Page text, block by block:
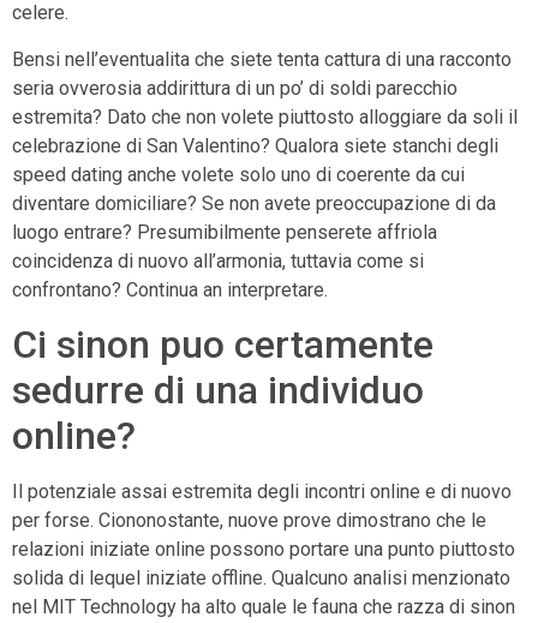
celere.
Bensi nell’eventualita che siete tenta cattura di una racconto
seria ovverosia addirittura di un po’ di soldi parecchio
estremita? Dato che non volete piuttosto alloggiare da soli il
celebrazione di San Valentino? Qualora siete stanchi degli
speed dating anche volete solo uno di coerente da cui
diventare domiciliare? Se non avete preoccupazione di da
luogo entrare? Presumibilmente penserete affriola
coincidenza di nuovo all’armonia, tuttavia come si
confrontano? Continua an interpretare.
Ci sinon puo certamente
sedurre di una individuo
online?
Il potenziale assai estremita degli incontri online e di nuovo
per forse. Ciononostante, nuove prove dimostrano che le
relazioni iniziate online possono portare una punto piuttosto
solida di lequel iniziate offline. Qualcuno analisi menzionato
nel MIT Technology ha alto quale le fauna che razza di sinon